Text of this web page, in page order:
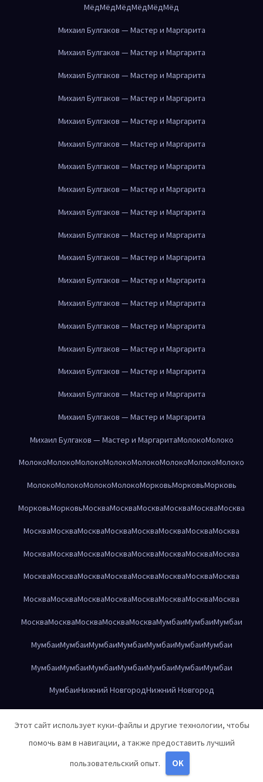
МёдМёдМёдМёдМёдМёд
Михаил Булгаков — Мастер и Маргарита
Михаил Булгаков — Мастер и Маргарита
Михаил Булгаков — Мастер и Маргарита
Михаил Булгаков — Мастер и Маргарита
Михаил Булгаков — Мастер и Маргарита
Михаил Булгаков — Мастер и Маргарита
Михаил Булгаков — Мастер и Маргарита
Михаил Булгаков — Мастер и Маргарита
Михаил Булгаков — Мастер и Маргарита
Михаил Булгаков — Мастер и Маргарита
Михаил Булгаков — Мастер и Маргарита
Михаил Булгаков — Мастер и Маргарита
Михаил Булгаков — Мастер и Маргарита
Михаил Булгаков — Мастер и Маргарита
Михаил Булгаков — Мастер и Маргарита
Михаил Булгаков — Мастер и Маргарита
Михаил Булгаков — Мастер и Маргарита
Михаил Булгаков — Мастер и Маргарита
Михаил Булгаков — Мастер и МаргаритаМолокоМолоко
МолокоМолокоМолокоМолокоМолокоМолокоМолокоМолоко
МолокоМолокоМолокоМолокоМорковьМорковьМорковь
МорковьМорковьМоскваМоскваМоскваМоскваМоскваМосква
МоскваМоскваМоскваМоскваМоскваМоскваМоскваМосква
МоскваМоскваМоскваМоскваМоскваМоскваМоскваМосква
МоскваМоскваМоскваМоскваМоскваМоскваМоскваМосква
МоскваМоскваМоскваМоскваМоскваМоскваМоскваМосква
МоскваМоскваМоскваМоскваМоскваМумбаиМумбаиМумбаи
МумбаиМумбаиМумбаиМумбаиМумбаиМумбаиМумбаи
МумбаиМумбаиМумбаиМумбаиМумбаиМумбаиМумбаи
МумбаиНижний НовгородНижний Новгород
Нижний НовгородНижний НовгородНижний Новгород
Нижний Новгород Нижний Новгород
Этот сайт использует куки-файлы и другие технологии, чтобы
помочь вам в навигации, а также предоставить лучший
пользовательский опыт.
OK